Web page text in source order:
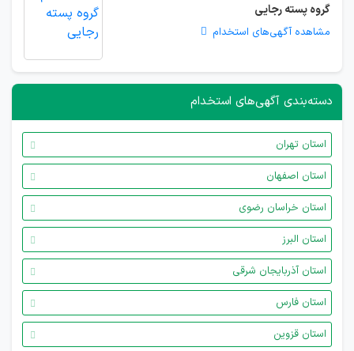
گروه پسته رجایی
مشاهده آگهی‌های استخدام
دسته‌بندی آگهی‌های استخدام
استان تهران
استان اصفهان
استان خراسان رضوی
استان البرز
استان آذربایجان شرقی
استان فارس
استان قزوین